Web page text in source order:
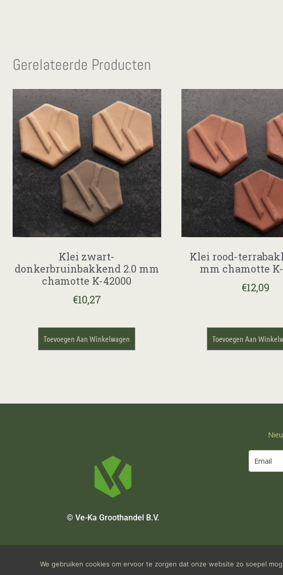
Gerelateerde Producten
Klei zwart-
donkerbruinbakkend 2.0 mm
chamotte K-42000
€10,27
Toevoegen Aan Winkelwagen
Klei rood-
mm chamotte
€12,09
Toevoegen Aan
© Ve-Ka Groothandel B.V.
We gebruiken cookies om ervoor te zorgen dat onze website zo soepel